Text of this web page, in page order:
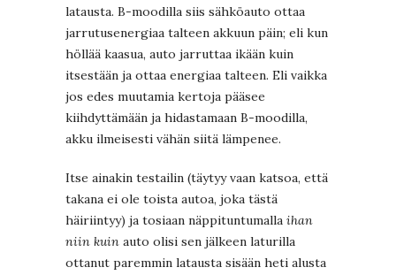
latausta. B-moodilla siis sähköauto ottaa
jarrutusenergiaa talteen akkuun päin; eli kun
höllää kaasua, auto jarruttaa ikään kuin
itsestään ja ottaa energiaa talteen. Eli vaikka
jos edes muutamia kertoja pääsee
kiihdyttämään ja hidastamaan B-moodilla,
akku ilmeisesti vähän siitä lämpenee.
Itse ainakin testailin (täytyy vaan katsoa, että
takana ei ole toista autoa, joka tästä
häiriintyy) ja tosiaan näppituntumalla ihan
niin kuin auto olisi sen jälkeen laturilla
ottanut paremmin latausta sisään heti alusta